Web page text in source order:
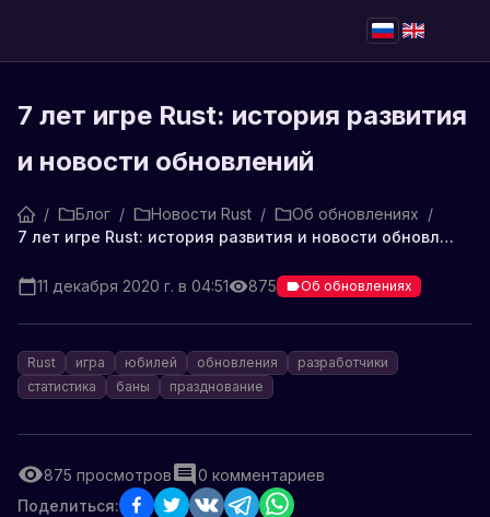
7 лет игре Rust: история развития
и новости обновлений
/ Блог / Новости Rust / Об обновлениях /
7 лет игре Rust: история развития и новости обновлений
11 декабря 2020 г. в 04:51 875 Об обновлениях
Rust игра юбилей обновления
разработчики
статистика
баны празднование
875 просмотров 0 комментариев
Поделиться: